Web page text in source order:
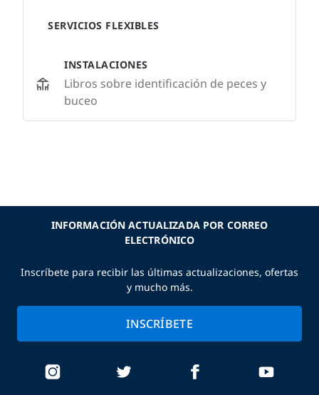
SERVICIOS FLEXIBLES
INSTALACIONES
Libros sobre identificación de peces y
buceo
INFORMACIÓN ACTUALIZADA POR CORREO
ELECTRÓNICO
Inscríbete para recibir las últimas actualizaciones, ofertas
y mucho más.
INSCRÍBETE